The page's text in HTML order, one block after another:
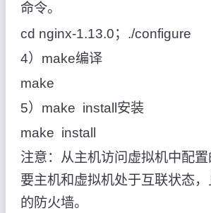
命令。
cd nginx-1.13.0；./configure
4）make编译
make
5）make install安装
make install
注意：从主机访问虚拟机中配
要主机和虚拟机处于互联状态
的防火墙。